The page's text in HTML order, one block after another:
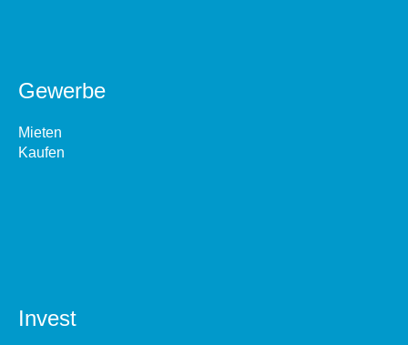
Gewerbe
Mieten
Kaufen
Invest